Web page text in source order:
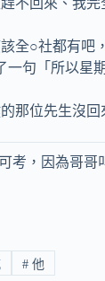
全○社都有
句「所以星
那位先生沒
考，因為哥
#他